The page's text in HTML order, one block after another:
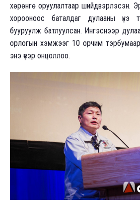
хөрөнгө оруулалтаар шийдвэрлэсэн.
хорооноос баталдаг дулааны үнэ
бууруулж батлуулсан. Ингэснээр
орлогын хэмжээг 10 орчим тэрбумаар
энэ үеэр онцоллоо.